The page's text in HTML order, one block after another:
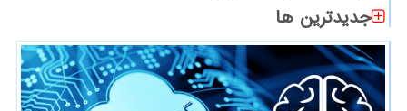
جدیدترین ها